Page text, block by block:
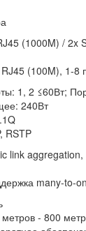
(1000M) / 2x
(100M), 1-8
1, 2 ≤60Вт;
240Вт
RSTP
link aggregation,
many-to-
- 800